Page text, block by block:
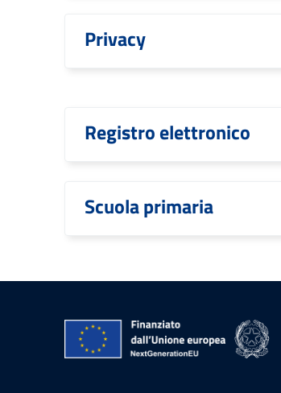
Privacy
Registro elettronico
Scuola primaria